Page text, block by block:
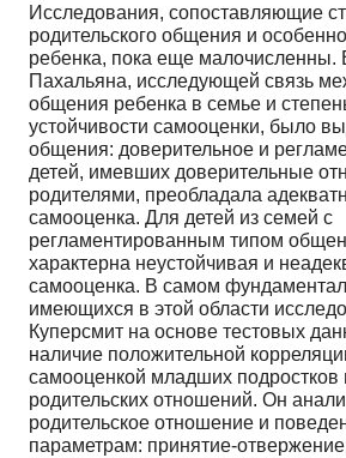
Исследования, сопоставляющие
родительского общения и
ребенка, пока еще малочисленны.
Пахальяна, исследующей связь
общения ребенка в семье и
устойчивости самооценки, было
общения: доверительное и
детей, имевших доверительные
родителями, преобладала
самооценка. Для детей из семей с
регламентированным типом
характерна неустойчивая и
самооценка. В самом
имеющихся в этой области
Куперсмит на основе тестовых
наличие положительной
самооценкой младших подростков
родительских отношений. Он
родительское отношение и
параметрам: принятие-